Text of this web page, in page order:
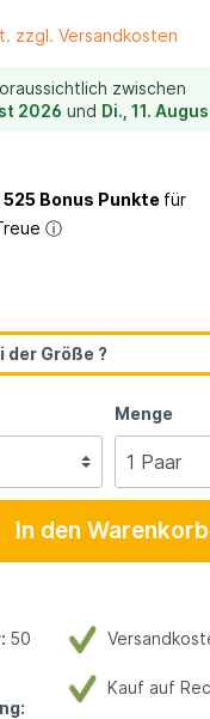
zzgl. Versandkosten
zwischen
2026 und Di., 11.
525 Bonus Punkte für
ⓘ
der Größe ?
Menge
In den Warenkorb
Kauf auf
50